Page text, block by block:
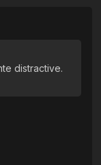
distractive.